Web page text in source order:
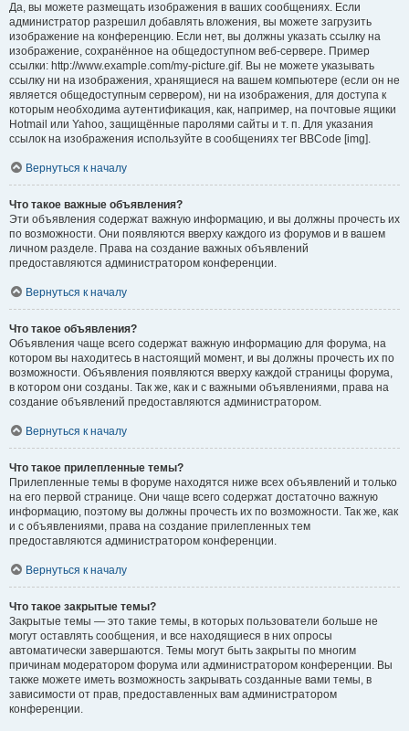
Да, вы можете размещать изображения в ваших сообщениях. Если
администратор разрешил добавлять вложения, вы можете загрузить
изображение на конференцию. Если нет, вы должны указать ссылку на
изображение, сохранённое на общедоступном веб-сервере. Пример
ссылки: http://www.example.com/my-picture.gif. Вы не можете указывать
ссылку ни на изображения, хранящиеся на вашем компьютере (если он не
является общедоступным сервером), ни на изображения, для доступа к
которым необходима аутентификация, как, например, на почтовые ящики
Hotmail или Yahoo, защищённые паролями сайты и т. п. Для указания
ссылок на изображения используйте в сообщениях тег BBCode [img].
Вернуться к началу
Что такое важные объявления?
Эти объявления содержат важную информацию, и вы должны прочесть их
по возможности. Они появляются вверху каждого из форумов и в вашем
личном разделе. Права на создание важных объявлений
предоставляются администратором конференции.
Вернуться к началу
Что такое объявления?
Объявления чаще всего содержат важную информацию для форума, на
котором вы находитесь в настоящий момент, и вы должны прочесть их по
возможности. Объявления появляются вверху каждой страницы форума,
в котором они созданы. Так же, как и с важными объявлениями, права на
создание объявлений предоставляются администратором.
Вернуться к началу
Что такое прилепленные темы?
Прилепленные темы в форуме находятся ниже всех объявлений и только
на его первой странице. Они чаще всего содержат достаточно важную
информацию, поэтому вы должны прочесть их по возможности. Так же, как
и с объявлениями, права на создание прилепленных тем
предоставляются администратором конференции.
Вернуться к началу
Что такое закрытые темы?
Закрытые темы — это такие темы, в которых пользователи больше не
могут оставлять сообщения, и все находящиеся в них опросы
автоматически завершаются. Темы могут быть закрыты по многим
причинам модератором форума или администратором конференции. Вы
также можете иметь возможность закрывать созданные вами темы, в
зависимости от прав, предоставленных вам администратором
конференции.